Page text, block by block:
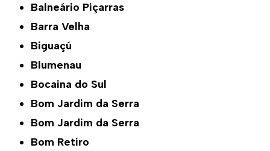
Balneário Piçarras
Barra Velha
Biguaçú
Blumenau
Bocaina do Sul
Bom Jardim da Serra
Bom Jardim da Serra
Bom Retiro